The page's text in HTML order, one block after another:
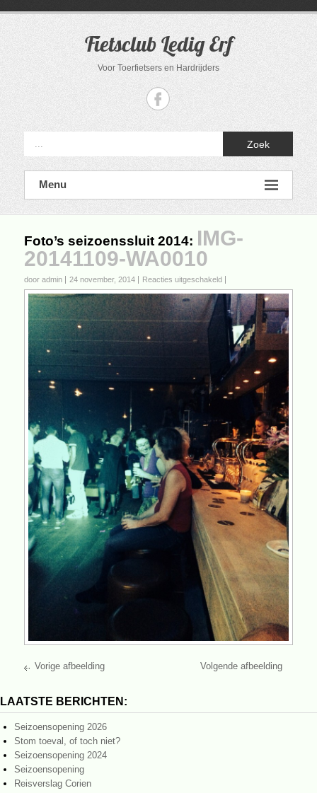
Fietsclub Ledig Erf
Voor Toerfietsers en Hardrijders
Zoek
Menu
Foto’s seizoenssluit 2014: IMG-
20141109-WA0010
door admin 24 november, 2014 Reacties uitgeschakeldvoor
IMG-
20141109-
WA0010
Vorige afbeelding Volgende afbeelding
LAATSTE BERICHTEN:
Seizoensopening 2026
Stom toeval, of toch niet?
Seizoensopening 2024
Seizoensopening
Reisverslag Corien